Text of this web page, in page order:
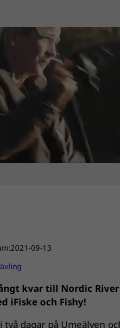
2021-09-13
kvar till Nordic
iFiske och Fishy!
två dagar på Umeälven